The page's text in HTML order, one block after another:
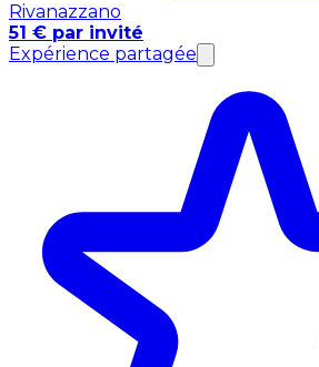
Rivanazzano
51 € par invité
Expérience partagée